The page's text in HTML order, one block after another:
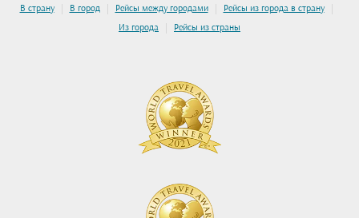
В страну | В город | Рейсы между городами | Рейсы из города в страну |
Из города | Рейсы из страны